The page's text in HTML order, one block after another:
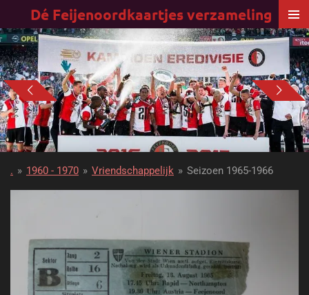
direct
naar
de
hoofdinhoud
Dé Feijenoordkaartjes verzameling
. » 1960 - 1970 » Vriendschappelijk » Seizoen 1965-1966